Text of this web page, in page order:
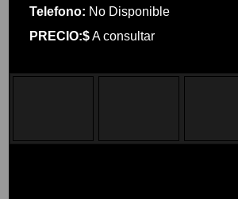
Telefono: No Disponible
PRECIO:$A consultar